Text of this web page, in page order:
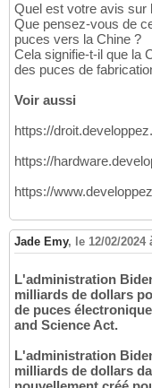
Quel est votre avis sur
Que pensez-vous de
puces vers la Chine ?
Cela signifie-t-il que la
des puces de
Voir aussi
https://
https://
https://
Jade Emy, le 12/02/2024
L'administration
milliards de dollars
de puces
and Science Act.
L'administration
milliards de dollars